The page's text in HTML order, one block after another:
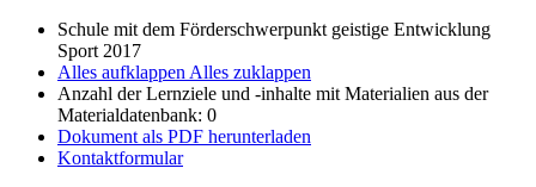
Schule mit dem Förderschwerpunkt geistige Entwicklung
Sport 2017
Alles aufklappen Alles zuklappen
Anzahl der Lernziele und -inhalte mit Materialien aus der
Materialdatenbank: 0
Dokument als PDF herunterladen
Kontaktformular